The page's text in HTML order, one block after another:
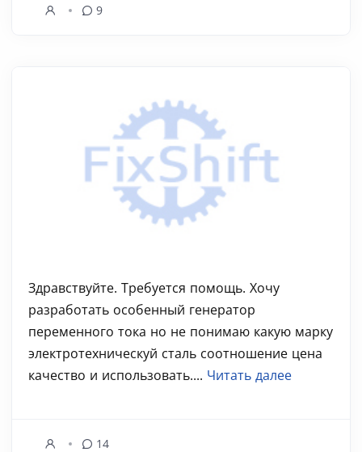
9
Здравствуйте. Требуется помощь. Хочу
разработать особенный генератор
переменного тока но не понимаю какую марку
электротехническуй сталь соотношение цена
качество и использовать.... Читать далее
14